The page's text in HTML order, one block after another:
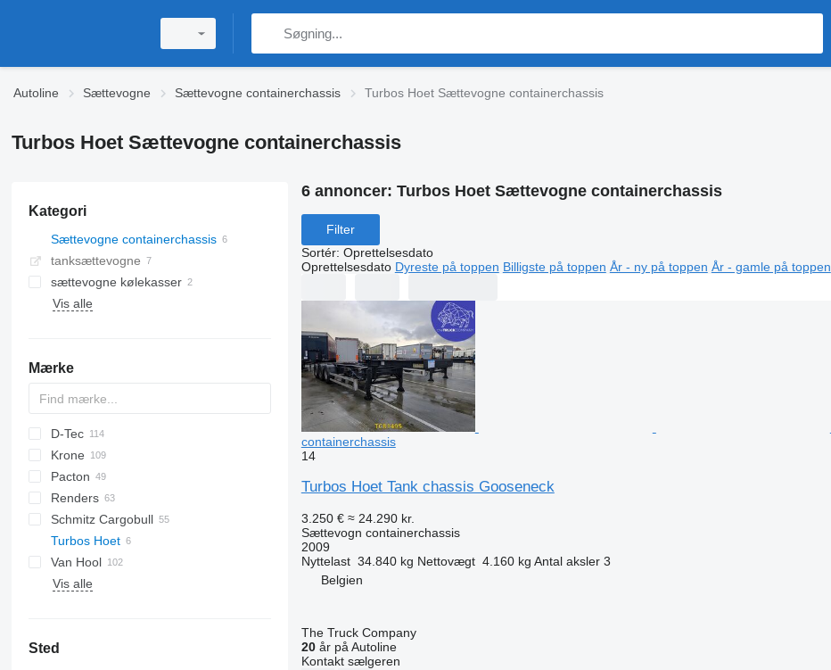
Autoline Sættevogne Sættevogne containerchassis Turbos Hoet Sættevogne containerchassis
Turbos Hoet Sættevogne containerchassis
Kategori
Sættevogne containerchassis
tanksættevogne
sættevogne kølekasser
Vis alle
Mærke
2 series
3 series
4 series
5 series
ADR
BPO
CCS
D-Tec
CT
FT
EF
Sliding
Stack
ADR
OPL
OPP
SDS
T-series
SB
Krone
SD
SDC
SC
XS
S 24
SW
0-2
0-3
O-3
G-series
SL
S-series
Pacton
ET3
T-series
TXC
Renders
Euro
ROC
Kaiser
Schmitz Cargobull
S-series
SCB
SCF
SPA
CS
SP
Turbos Hoet
Van Hool
A-series
LPRS
NS
38
Vis alle
Sted
6 annoncer: Turbos Hoet Sættevogne containerchassis
Filter
Sortér: Oprettelsesdato
Oprettelsesdato Dyreste på toppen Billigste på toppen År - ny på toppen År - gamle på toppen
containerchassis
14
Turbos Hoet Tank chassis Gooseneck
3.250 € ≈ 24.290 kr.
Sættevogn containerchassis
2009
Nyttelast 34.840 kg Nettovægt 4.160 kg Antal aksler 3
Belgien
The Truck Company
20år på Autoline
Kontakt sælgeren